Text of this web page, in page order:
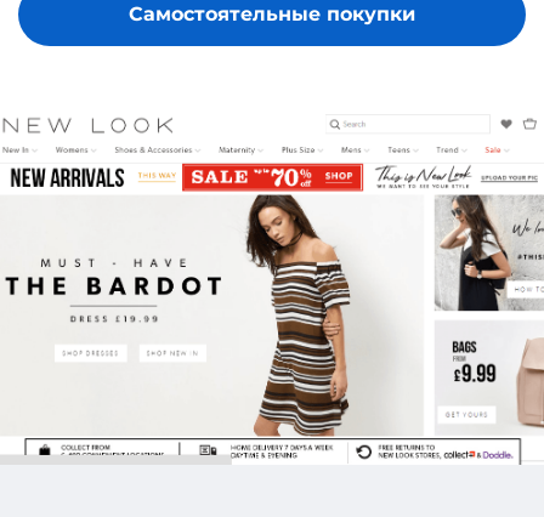
Самостоятельные покупки